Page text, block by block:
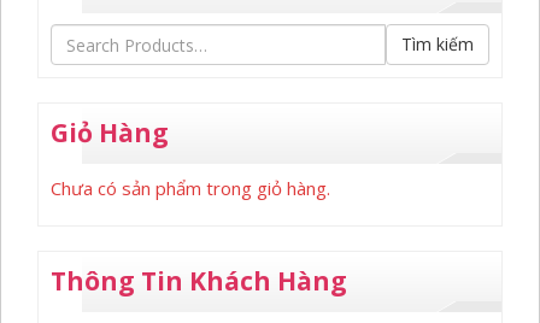
Tìm kiếm
Giỏ Hàng
Chưa có sản phẩm trong giỏ hàng.
Thông Tin Khách Hàng